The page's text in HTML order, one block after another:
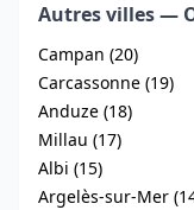
Autres villes —
Campan (20)
Carcassonne (19)
Anduze (18)
Millau (17)
Albi (15)
Argelès-sur-Mer